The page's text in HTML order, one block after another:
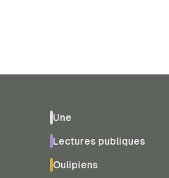
Une
Lectures publiques
Oulipiens